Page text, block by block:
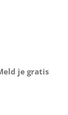
je gratis